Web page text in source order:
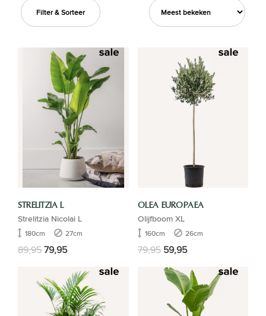
Filter & Sorteer
STRELITZIA L
Strelitzia Nicolai L
180cm 27cm
89,9579,95
OLEA EUROPAEA
Olijfboom XL
160cm 26cm
79,95 59,95